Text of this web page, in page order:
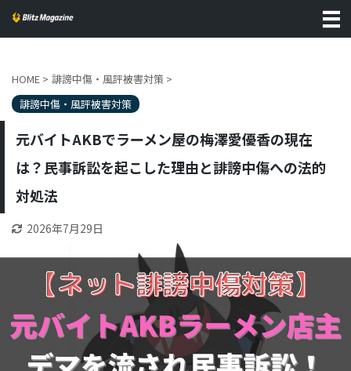
HOME > 誹謗中傷・風評被害対策 >
誹謗中傷・風評被害対策
元バイトAKBでラーメン屋の梅澤愛優香の現在
は？民事訴訟を起こした理由と誹謗中傷への法的
対処法
2026年7月29日